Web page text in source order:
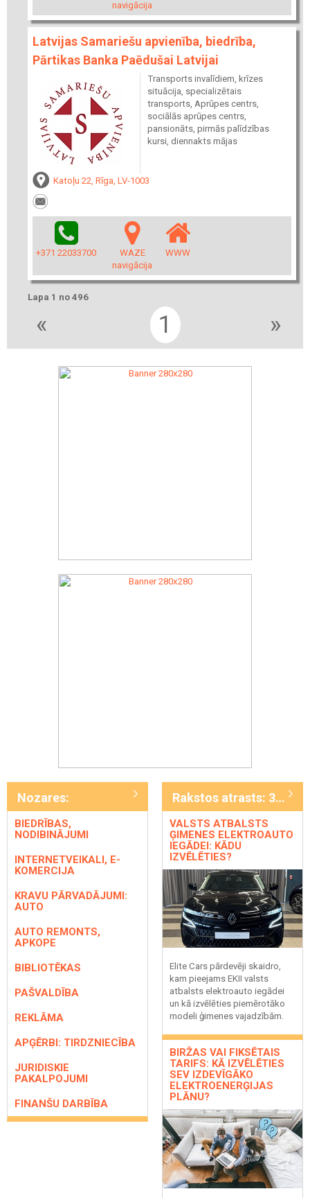
navigācija
Latvijas Samariešu apvienība, biedrība,
Pārtikas Banka Paēdušai Latvijai
Transports invalīdiem, krīzes
situācija, specializētais
transports, Aprūpes centrs,
sociālās aprūpes centrs,
pansionāts, pirmās palīdzības
kursi, diennakts mājas
Katoļu 22, Rīga, LV-1003
+371 22033700
WAZE
navigācija
WWW
Lapa 1 no 496
« 1 »
Nozares:
BIEDRĪBAS,
NODIBINĀJUMI
INTERNETVEIKALI, E-
KOMERCIJA
KRAVU PĀRVADĀJUMI:
AUTO
AUTO REMONTS,
APKOPE
BIBLIOTĒKAS
PAŠVALDĪBA
REKLĀMA
APĢĒRBI: TIRDZNIECĪBA
JURIDISKIE
PAKALPOJUMI
FINANŠU DARBĪBA
Rakstos atrasts: 300
VALSTS ATBALSTS
ĢIMENES ELEKTROAUTO
IEGĀDEI: KĀDU
IZVĒLĒTIES?
Elite Cars pārdevēji skaidro,
kam pieejams EKII valsts
atbalsts elektroauto iegādei
un kā izvēlēties piemērotāko
modeli ģimenes vajadzībām.
BIRŽAS VAI FIKSĒTAIS
TARIFS: KĀ IZVĒLĒTIES
SEV IZDEVĪGĀKO
ELEKTROENERĢIJAS
PLĀNU?